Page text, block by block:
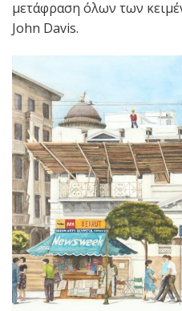
μετάφραση όλων των
John Davis.